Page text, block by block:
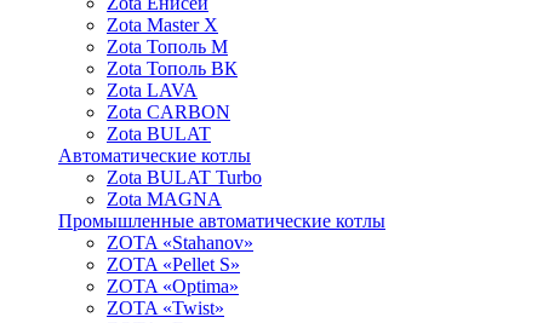
Zota Master X
Zota Тополь М
Zota Тополь ВК
Zota LAVA
Zota CARBON
Zota BULAT
Автоматические котлы
Zota BULAT Turbo
Zota MAGNA
Промышленные автоматические котлы
ZOTA «Stahanov»
ZOTA «Pellet S»
ZOTA «Optima»
ZOTA «Twist»